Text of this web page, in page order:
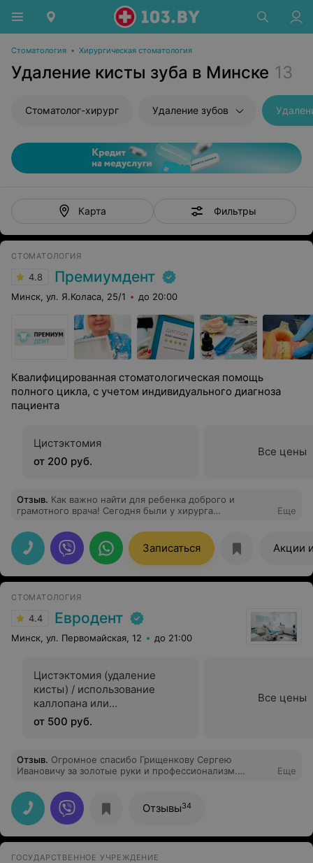
Стоматология • Хирургическая стоматология
Удаление кисты зуба в Минске 13
Стоматолог-хирург Удаление зубов
Карта Фильтры
СТОМАТОЛОГИЯ
4.8 Премиумдент
Минск, ул. Я.Коласа, 25/1 до 20:00
Квалифицированная стоматологическая помощь
полного цикла, с учетом индивидуального диагноза
пациента
Цистэктомия
от 200 руб.
Все цены
Отзыв. Как важно найти для ребенка доброго и
грамотного врача! Сегодня были у хирурга
стоматологу, а уж тем более удалять зуб. Но врач
нашла подход, была вежливой и ласковой с ребенком,
максимально старалась замаскировать все
манипуляции в игру. Как итог, ребенок даже особо не
заметил, как удалили зуб, и сказал, что дальше будет
пугающего даже взрослых запаха стоматологии нет))
Еще
Записаться Акции
СТОМАТОЛОГИЯ
4.4 Евродент
Минск, ул. Первомайская, 12 до 21:00
Цистэктомия (удаление
кисты) / использование
каллопана или
синтетической кости
от 500 руб.
Все цены
Отзыв. Огромное спасибо Грищенкову Сергею
Ивановичу за золотые руки и профессионализм.
сейчас сыну ставим коронку , зубик очень разрушен,
поставили коронку и спасли зуб от удаления. До этого
лечили у Шеметовой зубки , отличный специалист .
Рекомендую всем не пожалеете!
Еще
Отзывы34
ГОСУДАРСТВЕННОЕ УЧРЕЖДЕНИЕ